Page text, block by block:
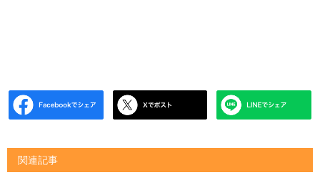
関連記事